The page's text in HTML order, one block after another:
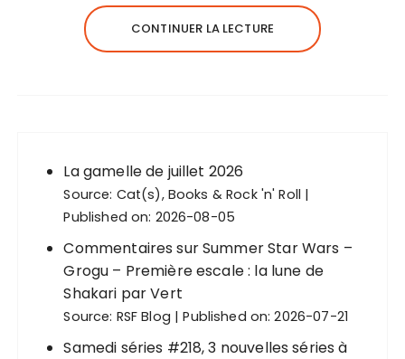
CONTINUER LA LECTURE
La gamelle de juillet 2026
Source: Cat(s), Books & Rock 'n' Roll
Published on: 2026-08-05
Commentaires sur Summer Star Wars –
Grogu – Première escale : la lune de
Shakari par Vert
Source: RSF Blog Published on: 2026-07-21
Samedi séries #218, 3 nouvelles séries à